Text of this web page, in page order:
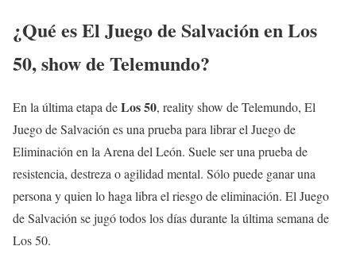
¿Qué es El Juego de Salvación enLos
50, show de Telemundo?
En la última etapa deLos 50, reality show de Telemundo, El
Juego de Salvación es una prueba para librar el Juego de
Eliminación en la Arena del León. Suele ser una prueba de
resistencia, destreza o agilidad mental. Sólo puede ganar una
persona y quien lo haga libra el riesgo de eliminación. El Juego
de Salvación se jugó todos los días durante la última semana de
Los 50.